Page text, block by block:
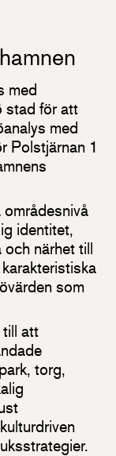
med
stad för att
med
Polstjärnan 1
identitet,
och närhet till
som
till att
torg,